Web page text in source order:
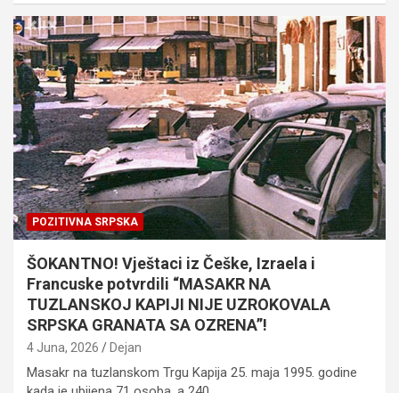
POZITIVNA SRPSKA
ŠOKANTNO! Vještaci iz Češke, Izraela i
Francuske potvrdili “MASAKR NA
TUZLANSKOJ KAPIJI NIJE UZROKOVALA
SRPSKA GRANATA SA OZRENA”!
4 Juna, 2026 Dejan
Masakr na tuzlanskom Trgu Kapija 25. maja 1995. godine